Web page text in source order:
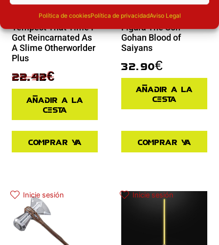
Política de cookiesPolítica de privacidadAviso Legal
Novedades
Figura Rimuru
Tempest That Time I
Got Reincarnated As
A Slime Otherworlder
Plus
29.90€
22.42€
Añadir a la
cesta
Comprar ya
Novedades
Figura The Son
Gohan Blood of
Saiyans
32.90€
Añadir a la
cesta
Comprar ya
Inicie sesión Inicie sesión